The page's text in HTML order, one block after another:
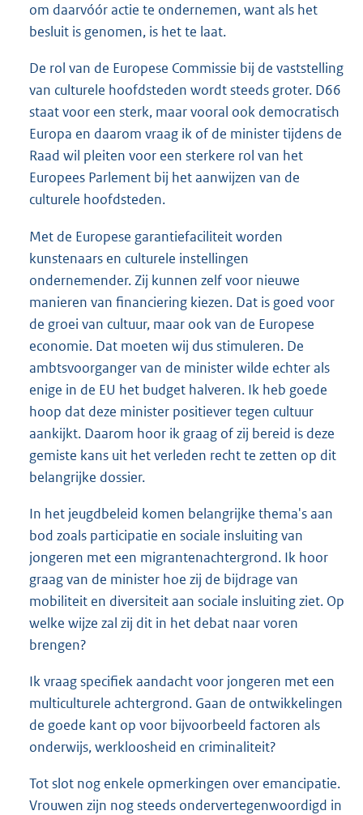
om daarvóór actie te ondernemen, want als het
besluit is genomen, is het te laat.
De rol van de Europese Commissie bij de vaststelling
van culturele hoofdsteden wordt steeds groter. D66
staat voor een sterk, maar vooral ook democratisch
Europa en daarom vraag ik of de minister tijdens de
Raad wil pleiten voor een sterkere rol van het
Europees Parlement bij het aanwijzen van de
culturele hoofdsteden.
Met de Europese garantiefaciliteit worden
kunstenaars en culturele instellingen
ondernemender. Zij kunnen zelf voor nieuwe
manieren van financiering kiezen. Dat is goed voor
de groei van cultuur, maar ook van de Europese
economie. Dat moeten wij dus stimuleren. De
ambtsvoorganger van de minister wilde echter als
enige in de EU het budget halveren. Ik heb goede
hoop dat deze minister positiever tegen cultuur
aankijkt. Daarom hoor ik graag of zij bereid is deze
gemiste kans uit het verleden recht te zetten op dit
belangrijke dossier.
In het jeugdbeleid komen belangrijke thema's aan
bod zoals participatie en sociale insluiting van
jongeren met een migrantenachtergrond. Ik hoor
graag van de minister hoe zij de bijdrage van
mobiliteit en diversiteit aan sociale insluiting ziet. Op
welke wijze zal zij dit in het debat naar voren
brengen?
Ik vraag specifiek aandacht voor jongeren met een
multiculturele achtergrond. Gaan de ontwikkelingen
de goede kant op voor bijvoorbeeld factoren als
onderwijs, werkloosheid en criminaliteit?
Tot slot nog enkele opmerkingen over emancipatie.
Vrouwen zijn nog steeds ondervertegenwoordigd in